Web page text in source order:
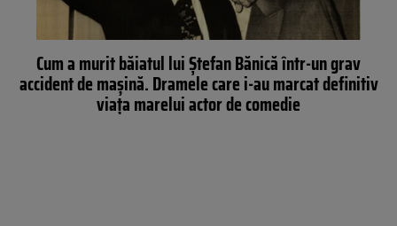
Cum a murit băiatul lui Ștefan Bănică într-un grav
accident de mașină. Dramele care i-au marcat definitiv
viața marelui actor de comedie